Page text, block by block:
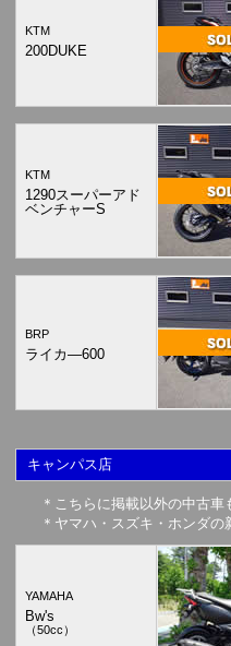
KTM
200DUKE
KTM
1290スーパーアド
ベンチャーS
BRP
ライカ―600
キャンパス店
＊こちらに掲載以外の中古車
＊ヤマハ・スズキ・ホンダの
YAMAHA
Bw's
（50cc）